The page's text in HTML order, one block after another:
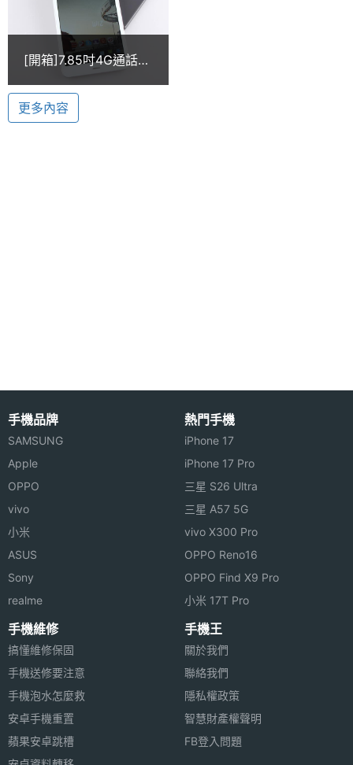
叭，行動影音隨時享受！WIZ T-8168 亦具備台灣 4G
LTE 全頻、Wi-Fi 802.11 b/g/n 無線網路、藍牙 4.0 等
一機滿足！
◎ 支援 4G LTE、Wi-Fi 802.11 b/g/n 無線網路、藍牙
4.0
◎ 1GB RAM / 8GB ROM 儲存空間
◎ 支援 microSD 記憶卡擴充，最大可至 32GB 儲存
空間
※本文為 SOGI 手機王版權所有，未經授權不得轉載使用※
核心數
憶體
1 GB
ROM儲
存空間
主螢幕
主螢幕
觸控
相機規格
主相機
畫素
主相機
感光元
件
[開箱]7.85吋4G通話平
更多內容
手機品牌
SAMSUNG
Apple
OPPO
vivo
小米
ASUS
Sony
realme
熱門手機
iPhone 17
iPhone 17 Pro
三星 S26 Ultra
三星 A57 5G
vivo X300 Pro
OPPO Reno16
OPPO Find X9 Pro
小米 17T Pro
手機維修
搞懂維修保固
手機送修要注意
手機泡水怎麼救
安卓手機重置
蘋果安卓跳槽
手機王
關於我們
聯絡我們
隱私權政策
智慧財產權聲明
FB登入問題